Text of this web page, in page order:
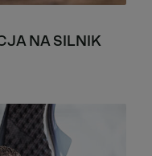
NA SILNIK